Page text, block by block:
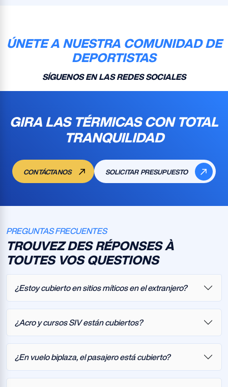
ÚNETE A NUESTRA COMUNIDAD DE
DEPORTISTAS
SÍGUENOS EN LAS REDES SOCIALES
GIRA LAS TÉRMICAS CON TOTAL
TRANQUILIDAD
CONTÁCTANOS SOLICITAR PRESUPUESTO
PREGUNTAS FRECUENTES
TROUVEZ DES RÉPONSES À
TOUTES VOS QUESTIONS
¿Estoy cubierto en sitios míticos en el extranjero?
¿Acro y cursos SIV están cubiertos?
¿En vuelo biplaza, el pasajero está cubierto?